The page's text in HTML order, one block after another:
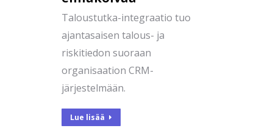
Taloustutka-integraatio tuo
ajantasaisen talous- ja
riskitiedon suoraan
organisaation CRM-
järjestelmään.
Lue lisää